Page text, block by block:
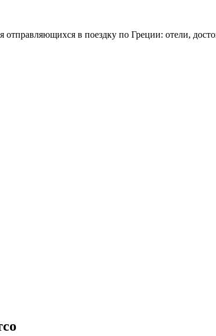
отправляющихся в поездку по Греции: отели,